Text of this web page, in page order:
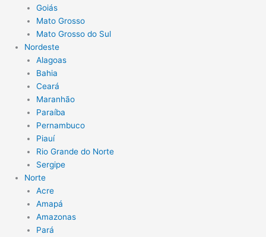
Goiás
Mato Grosso
Mato Grosso do Sul
Nordeste
Alagoas
Bahia
Ceará
Maranhão
Paraíba
Pernambuco
Piauí
Rio Grande do Norte
Sergipe
Norte
Acre
Amapá
Amazonas
Pará